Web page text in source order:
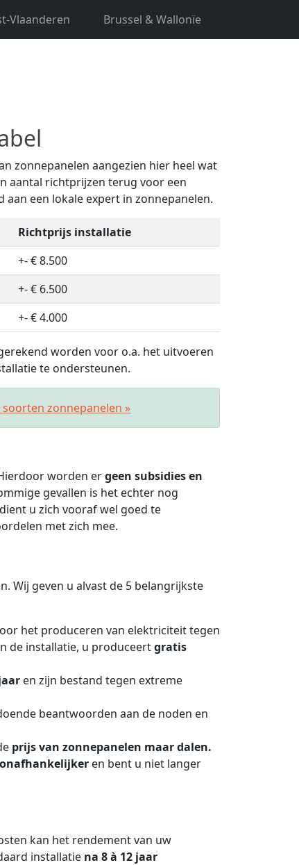
Vlaanderen Brussel & Wallonïe
u hier aan het juiste adres. Ontvang
zonnepanelen aangezien hier heel wat
aantal richtprijzen terug voor een
een lokale expert in zonnepanelen.
Richtprijs installatie
+- € 8.500
+- € 6.500
+- € 4.000
worden voor o.a. het uitvoeren
te ondersteunen.
zonnepanelen »
worden ergeen subsidies en
gevallen is het echter nog
u zich vooraf wel goed te
met zich mee.
Wij geven u alvast de 5 belangrijkste
het produceren van elektriciteit tegen
de installatie, u produceertgratis
en zijn bestand tegen extreme
beantwoorden aan de noden en
prijs van zonnepanelen maar dalen.
en bent u niet langer
kan het rendement van uw
installatie na 8 à 12 jaar